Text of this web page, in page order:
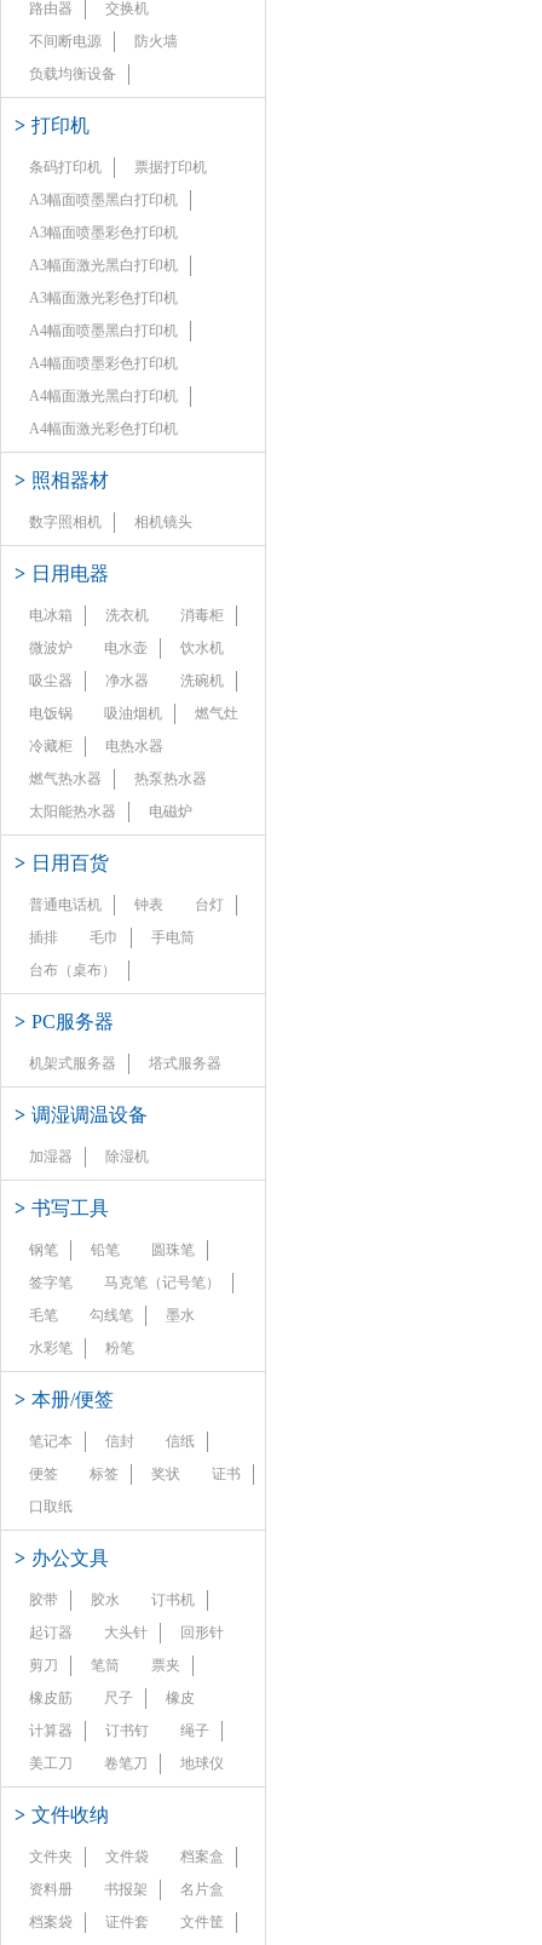
路由器
交换机
不间断电源
防火墙
负载均衡设备
> 打印机
条码打印机
票据打印机
A3幅面喷墨黑白打印机
A3幅面喷墨彩色打印机
A3幅面激光黑白打印机
A3幅面激光彩色打印机
A4幅面喷墨黑白打印机
A4幅面喷墨彩色打印机
A4幅面激光黑白打印机
A4幅面激光彩色打印机
> 照相器材
数字照相机 相机镜头
> 日用电器
电冰箱 洗衣机
消毒柜
微波炉
电水壶
饮水机
吸尘器
净水器
洗碗机
电饭锅
吸油烟机
燃气灶
冷藏柜
电热水器
燃气热水器
热泵热水器
太阳能热水器
电磁炉
> 日用百货
普通电话机 钟表
台灯
插排
毛巾
手电筒
台布（桌布）
> PC服务器
机架式服务器 塔式服务器
> 调湿调温设备
加湿器 除湿机
> 书写工具
钢笔 铅笔
圆珠笔
签字笔
马克笔（记号笔）
毛笔
勾线笔
墨水
水彩笔
粉笔
> 本册/便签
笔记本 信封
信纸
便签
标签 奖状
证书
口取纸
> 办公文具
胶带 胶水
订书机
起订器
大头针
回形针
剪刀
笔筒
票夹
橡皮筋
尺子
橡皮
计算器
订书钉
绳子
美工刀
卷笔刀 地球仪
> 文件收纳
文件夹 文件袋
档案盒
资料册
书报架
名片盒
档案袋
证件套 文件筐